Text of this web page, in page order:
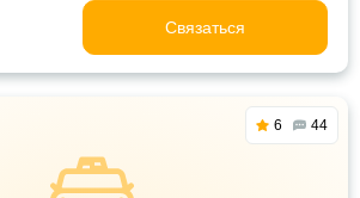
Связаться
6 44